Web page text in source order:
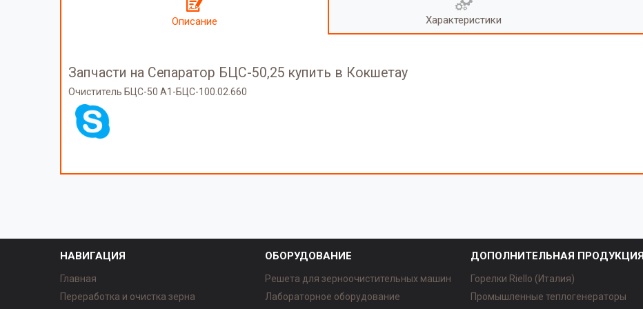
Описание Характеристики
Запчасти на Сепаратор БЦС-50,25 купить в Кокшетау
Очиститель БЦС-50 А1-БЦС-100.02.660
НАВИГАЦИЯ
Главная
Переработка и очистка зерна
ОБОРУДОВАНИЕ
Решета для зерноочистительных машин
Лабораторное оборудование
ДОПОЛНИТЕЛЬНАЯ ПРОДУКЦИЯ
Горелки Riello (Италия)
Промышленные теплогенераторы